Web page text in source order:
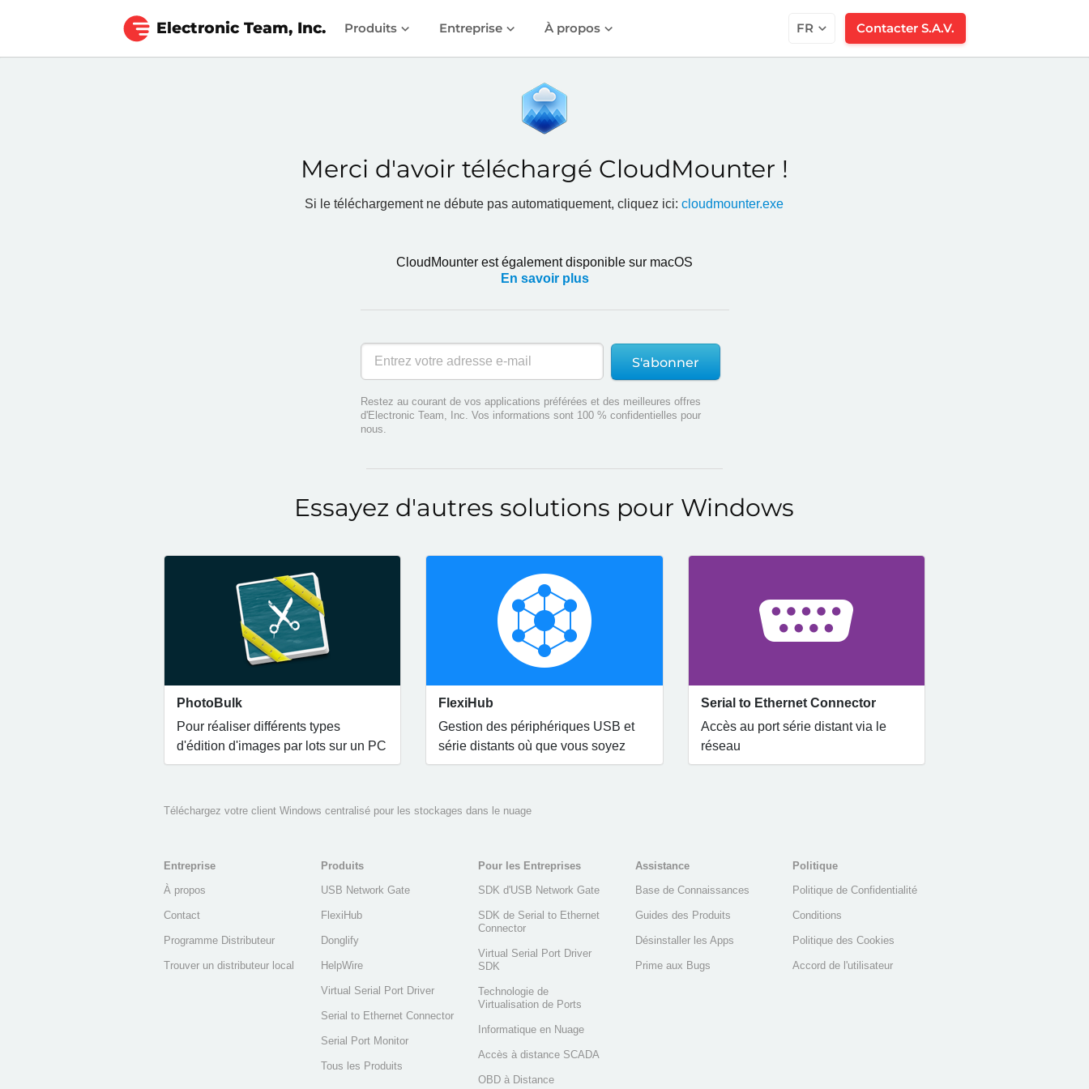
Electronic Team, Inc. FR Contacter S.A.V.
Produits Entreprise À propos
Merci d'avoir téléchargé CloudMounter !
Si le téléchargement ne débute pas automatiquement, cliquez ici:cloudmounter.exe
CloudMounter est également disponible sur macOS
En savoir plus
S'abonner
Restez au courant de vos applications préférées et des meilleures offres
d'Electronic Team, Inc. Vos informations sont 100 % confidentielles pour
nous.
Essayez d'autres solutions pour Windows
PhotoBulk
Pour réaliser différents types
d'édition d'images par lots sur un PC
FlexiHub
Gestion des périphériques USB et
série distants où que vous soyez
Serial to Ethernet Connector
Accès au port série distant via le
réseau
Téléchargez votre client Windows centralisé pour les stockages dans le nuage
Entreprise
À propos
Contact
Programme Distributeur
Trouver un distributeur local
Produits
USB Network Gate
FlexiHub
Donglify
HelpWire
Virtual Serial Port Driver
Serial to Ethernet Connector
Serial Port Monitor
Tous les Produits
Pour les Entreprises
SDK d'USB Network Gate
SDK de Serial to Ethernet
Connector
Virtual Serial Port Driver
SDK
Technologie de
Virtualisation de Ports
Informatique en Nuage
Accès à distance SCADA
OBD à Distance
Assistance
Base de Connaissances
Guides des Produits
Désinstaller les Apps
Prime aux Bugs
Politique
Politique de Confidentialité
Conditions
Politique des Cookies
Accord de l'utilisateur